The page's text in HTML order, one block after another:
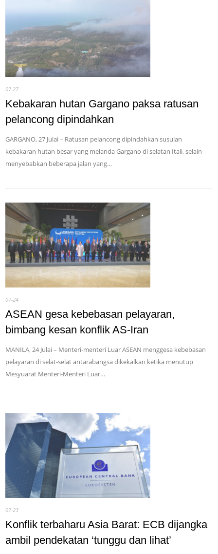
07-27
Kebakaran hutan Gargano paksa ratusan
pelancong dipindahkan
GARGANO, 27 Julai – Ratusan pelancong dipindahkan susulan
kebakaran hutan besar yang melanda Gargano di selatan Itali, selain
menyebabkan beberapa jalan yang…
07-24
ASEAN gesa kebebasan pelayaran,
bimbang kesan konflik AS-Iran
MANILA, 24 Julai – Menteri-menteri Luar ASEAN menggesa kebebasan
pelayaran di selat-selat antarabangsa dikekalkan ketika menutup
Mesyuarat Menteri-Menteri Luar…
07-23
Konflik terbaharu Asia Barat: ECB dijangka
ambil pendekatan ‘tunggu dan lihat’